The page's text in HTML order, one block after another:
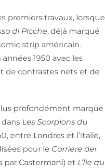
premiers travaux, lorsque
di Picche, déjà marqué
strip américain.
1950 avec les
de contrastes nets et de
profondément marqué
Les Scorpions du
entre Londres et l’Italie,
pour le Corriere dei
Castermani) et L’Île au